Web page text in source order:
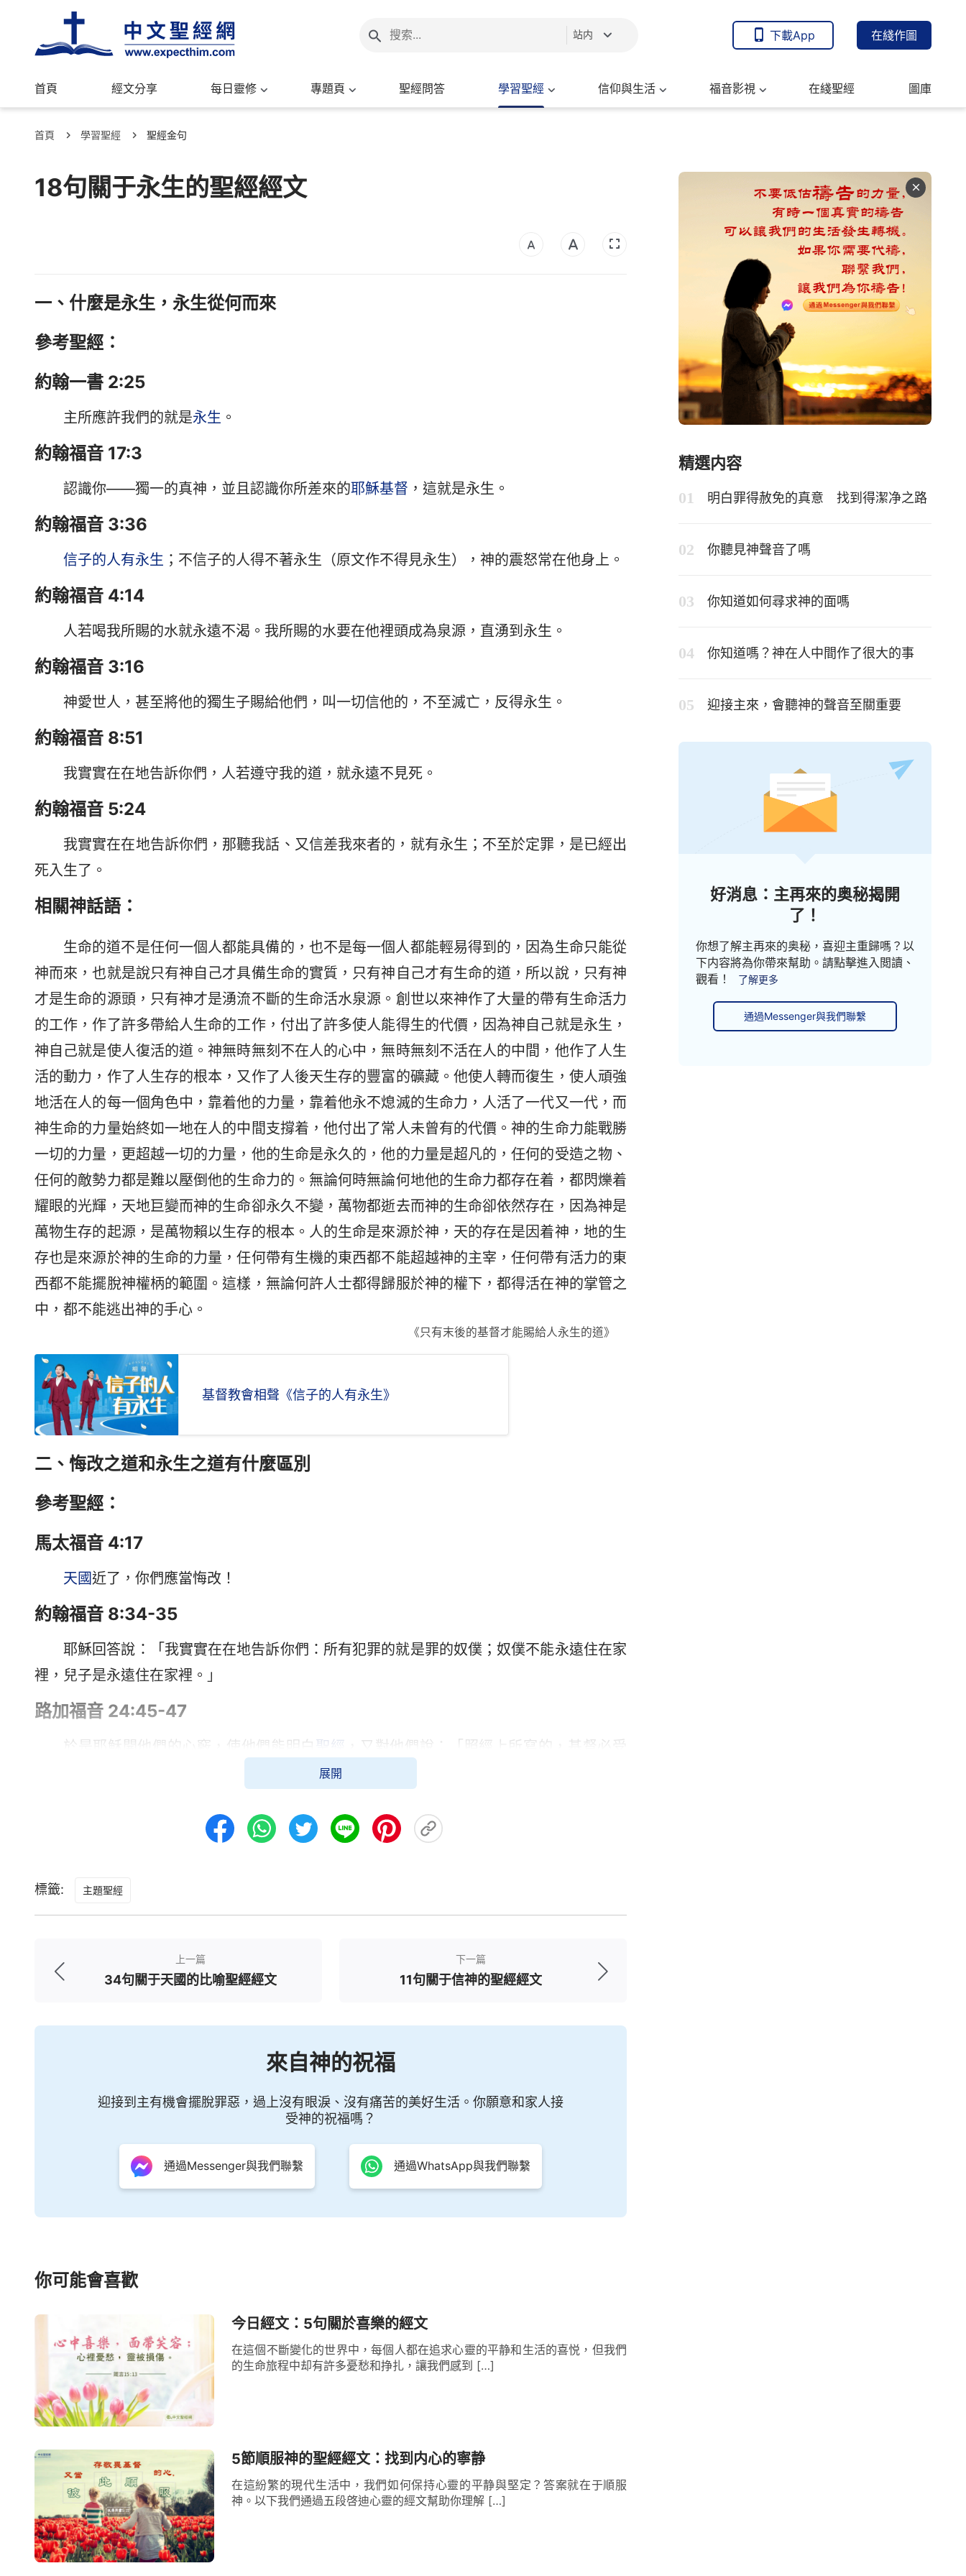
站内 下載App 在綫作圖
首頁 經文分享 每日靈修 專題頁 聖經問答 學習聖經 信仰與生活 福音影視 在綫聖經 圖庫
首頁 學習聖經 聖經金句
18句關于永生的聖經經文
一、什麼是永生，永生從何而來
參考聖經：
約翰一書 2:25
主所應許我們的就是永生 。
約翰福音 17:3
認識你——獨一的真神，並且認識你所差來的耶穌基督 ，這就是永生。
約翰福音 3:36
信子的人有永生 ；不信子的人得不著永生（原文作不得見永生），神的震怒常在他身上。
約翰福音 4:14
人若喝我所賜的水就永遠不渴。我所賜的水要在他裡頭成為泉源，直湧到永生。
約翰福音 3:16
神愛世人，甚至將他的獨生子賜給他們，叫一切信他的，不至滅亡，反得永生。
約翰福音 8:51
我實實在在地告訴你們，人若遵守我的道，就永遠不見死。
約翰福音 5:24
我實實在在地告訴你們，那聽我話、又信差我來者的，就有永生；不至於定罪，是已經出
死入生了。
相關神話語：
生命的道不是任何一個人都能具備的，也不是每一個人都能輕易得到的，因為生命只能從
神而來，也就是說只有神自己才具備生命的實質，只有神自己才有生命的道，所以說，只有神
才是生命的源頭，只有神才是湧流不斷的生命活水泉源。創世以來神作了大量的帶有生命活力
的工作，作了許多帶給人生命的工作，付出了許多使人能得生的代價，因為神自己就是永生，
神自己就是使人復活的道。神無時無刻不在人的心中，無時無刻不活在人的中間，他作了人生
活的動力，作了人生存的根本，又作了人後天生存的豐富的礦藏。他使人轉而復生，使人頑強
地活在人的每一個角色中，靠着他的力量，靠着他永不熄滅的生命力，人活了一代又一代，而
神生命的力量始終如一地在人的中間支撐着，他付出了常人未曾有的代價。神的生命力能戰勝
一切的力量，更超越一切的力量，他的生命是永久的，他的力量是超凡的，任何的受造之物、
任何的敵勢力都是難以壓倒他的生命力的。無論何時無論何地他的生命力都存在着，都閃爍着
耀眼的光輝，天地巨變而神的生命卻永久不變，萬物都逝去而神的生命卻依然存在，因為神是
萬物生存的起源，是萬物賴以生存的根本。人的生命是來源於神，天的存在是因着神，地的生
存也是來源於神的生命的力量，任何帶有生機的東西都不能超越神的主宰，任何帶有活力的東
西都不能擺脫神權柄的範圍。這樣，無論何許人士都得歸服於神的權下，都得活在神的掌管之
中，都不能逃出神的手心。
《只有末後的基督才能賜給人永生的道》
基督教會相聲《信子的人有永生》
二、悔改之道和永生之道有什麼區別
參考聖經：
馬太福音 4:17
天國近了，你們應當悔改！
約翰福音 8:34-35
耶穌回答說：「我實實在在地告訴你們：所有犯罪的就是罪的奴僕；奴僕不能永遠住在家
裡，兒子是永遠住在家裡。」
路加福音 24:45-47
於是耶穌開他們的心竅，使他們能明白 聖經 ，又對他們說：「照經上所寫的，基督必受
害，第三日從死裡復活，並且人要奉他的名傳悔改、赦罪的道，從耶路撒冷起直傳到萬邦。」
我又看見另有一位天使飛在空中，有永遠的福音
要傳給住在地上的人，就是各國、各族、
敬拜 那創造天、地、海和眾水泉源的。」
若有人聽見我的話不遵守，我不審判他。我來本不是要審判世界，乃是要拯救世界。棄絕
啟示錄2:11
所說的話，凡有耳的，就應當聽！得勝的，必不受第二次死的害。
相關神話語：
時代傳的是悔改的福音，只要信就得救
，現在不談得救，只談征服與成全，誰也不説
一人信神全家蒙福，不談一次得救永遠得救，現在没人説這話，這是老掉牙的東西。耶穌當時
作的工作是救贖整個人類，凡信他的罪就得以赦免，你只要信他他就救贖你，你只要信他就不
屬罪了，你就從罪裏出來了，這就是得救了，因信稱義了。不過在信的人身上還有那些悖逆、
赦免了，你只要信他就永遠不屬罪了。
並未將人的敗壞性情都脫去。要將人從撒但的權勢之下完全拯救出來，不僅需要耶穌作贖罪祭
來擔當人的罪，而且還得需要神作更大的工作將人被撒但敗壞的性情完全脫去。所以，在人的
罪得著了赦免之後，神又重返肉身帶領人進入新的時代，開始了刑罰審判的工作，這工作將人
類帶入了更高的境界。凡是順服在他權下的人將享受更高的
末世基督是用諸多方面的真理來教訓人，來揭露人的本質，解剖人的言語行為，這些言語
中都包含着諸多方面的真理，例如：人的本分，人對神如何順服，對神如何忠心，人當如何活
出正常人性，神的智慧，神的性情，等等。這些言語都是針對人的本質，針對人的敗壞性情，
尤其那些揭露人如何棄絕神的言語更是針對人本是撒但的化身、針對人本是神的敵勢力而言
展開
標籤: 主題聖經
上一篇
34句關于天國的比喻聖經經文
下一篇
11句關于信神的聖經經文
來自神的祝福
迎接到主有機會擺脫罪惡，過上沒有眼淚、沒有痛苦的美好生活。你願意和家人接
受神的祝福嗎？
通過Messenger與我們聯繫 通過WhatsApp與我們聯繫
你可能會喜歡
今日經文：5句關於喜樂的經文
在這個不斷變化的世界中，每個人都在追求心靈的平静和生活的喜悦，但我們
的生命旅程中却有許多憂愁和挣扎，讓我們感到 […]
5節順服神的聖經經文：找到内心的寧静
在這紛繁的現代生活中，我們如何保持心靈的平静與堅定？答案就在于順服
神。以下我們通過五段啓迪心靈的經文幫助你理解 […]
精選内容
明白罪得赦免的真意 找到得潔净之路
你聽見神聲音了嗎
你知道如何尋求神的面嗎
你知道嗎？神在人中間作了很大的事
迎接主來，會聽神的聲音至關重要
好消息：主再來的奥秘揭開
了！
你想了解主再來的奥秘，喜迎主重歸嗎？以
下内容將為你帶來幫助。請點擊進入閲讀、
觀看！
了解更多
通過Messenger與我們聯繫